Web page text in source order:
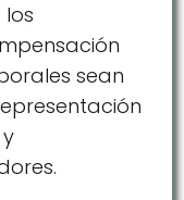
sean